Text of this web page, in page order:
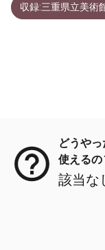
収録:三重県立美術
どうや
使えるの
該当な